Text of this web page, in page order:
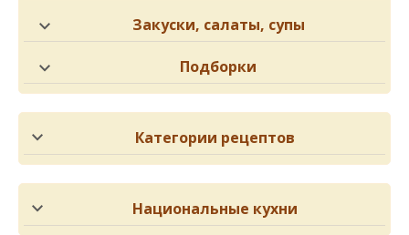
Закуски, салаты, супы
Подборки
Категории рецептов
Национальные кухни